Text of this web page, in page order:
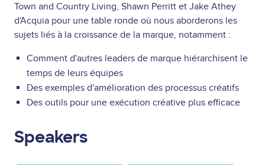
Town and Country Living, Shawn Perritt et Jake Athey
d'Acquia pour une table ronde où nous aborderons les
sujets liés à la croissance de la marque, notamment :
Comment d'autres leaders de marque hiérarchisent le
temps de leurs équipes
Des exemples d'amélioration des processus créatifs
Des outils pour une exécution créative plus efficace
Speakers